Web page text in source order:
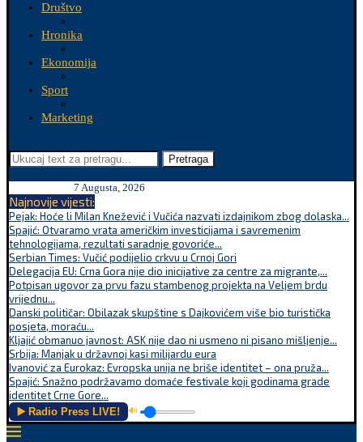
Društvo
Hronika
Ekonomija
Sport
Marketing
Pretraga
7 Augusta, 2026
Najnovije vijesti:
Pejak: Hoće li Milan Knežević i Vučića nazvati izdajnikom zbog dolaska...
Spajić: Otvaramo vrata američkim investicijama i savremenim
tehnologijama, rezultati saradnje govoriće...
Serbian Times: Vučić podijelio crkvu u Crnoj Gori
Delegacija EU: Crna Gora nije dio inicijative za centre za migrante,...
Potpisan ugovor za prvu fazu stambenog projekta na Veljem brdu
vrijednu...
Danski političar: Obilazak skupštine s Dajkovićem više bio turistička
posjeta, moraću...
Kljajić obmanuo javnost: ASK nije dao ni usmeno ni pisano mišljenje...
Srbija: Manjak u državnoj kasi milijardu eura
Ivanović za Eurokaz: Evropska unija ne briše identitet – ona pruža...
Spajić: Snažno podržavamo domaće festivale koji godinama grade
identitet Crne Gore...
▶️ Radio Press LIVE! 🔊